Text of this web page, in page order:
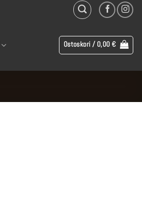
Ostoskori / 0,00 €